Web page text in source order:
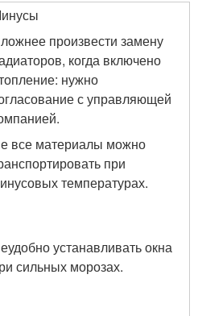
произвести замену
когда включено
нужно
с управляющей
все материалы можно
при
температурах.
устанавливать окна
сильных морозах.